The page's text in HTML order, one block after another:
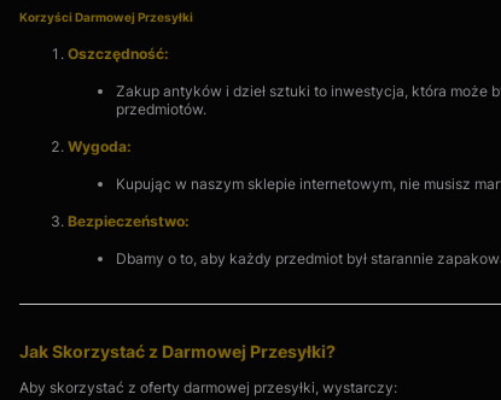
Korzyści Darmowej Przesyłki
Oszczędność:
Zakup antyków i dzieł sztuki to inwestycja, która
przedmiotów.
Wygoda:
Kupując w naszym sklepie internetowym, nie musisz
Bezpieczeństwo:
Dbamy o to, aby każdy przedmiot był starannie
Jak Skorzystać z Darmowej Przesyłki?
Aby skorzystać z oferty darmowej przesyłki, wystarczy: